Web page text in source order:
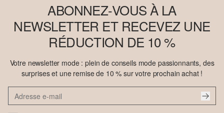
ABONNEZ-VOUS À LA
NEWSLETTER ET RECEVEZ UNE
RÉDUCTION DE 10 %
Votre newsletter mode : plein de conseils mode passionnants, des
surprises et une remise de 10 % sur votre prochain achat !